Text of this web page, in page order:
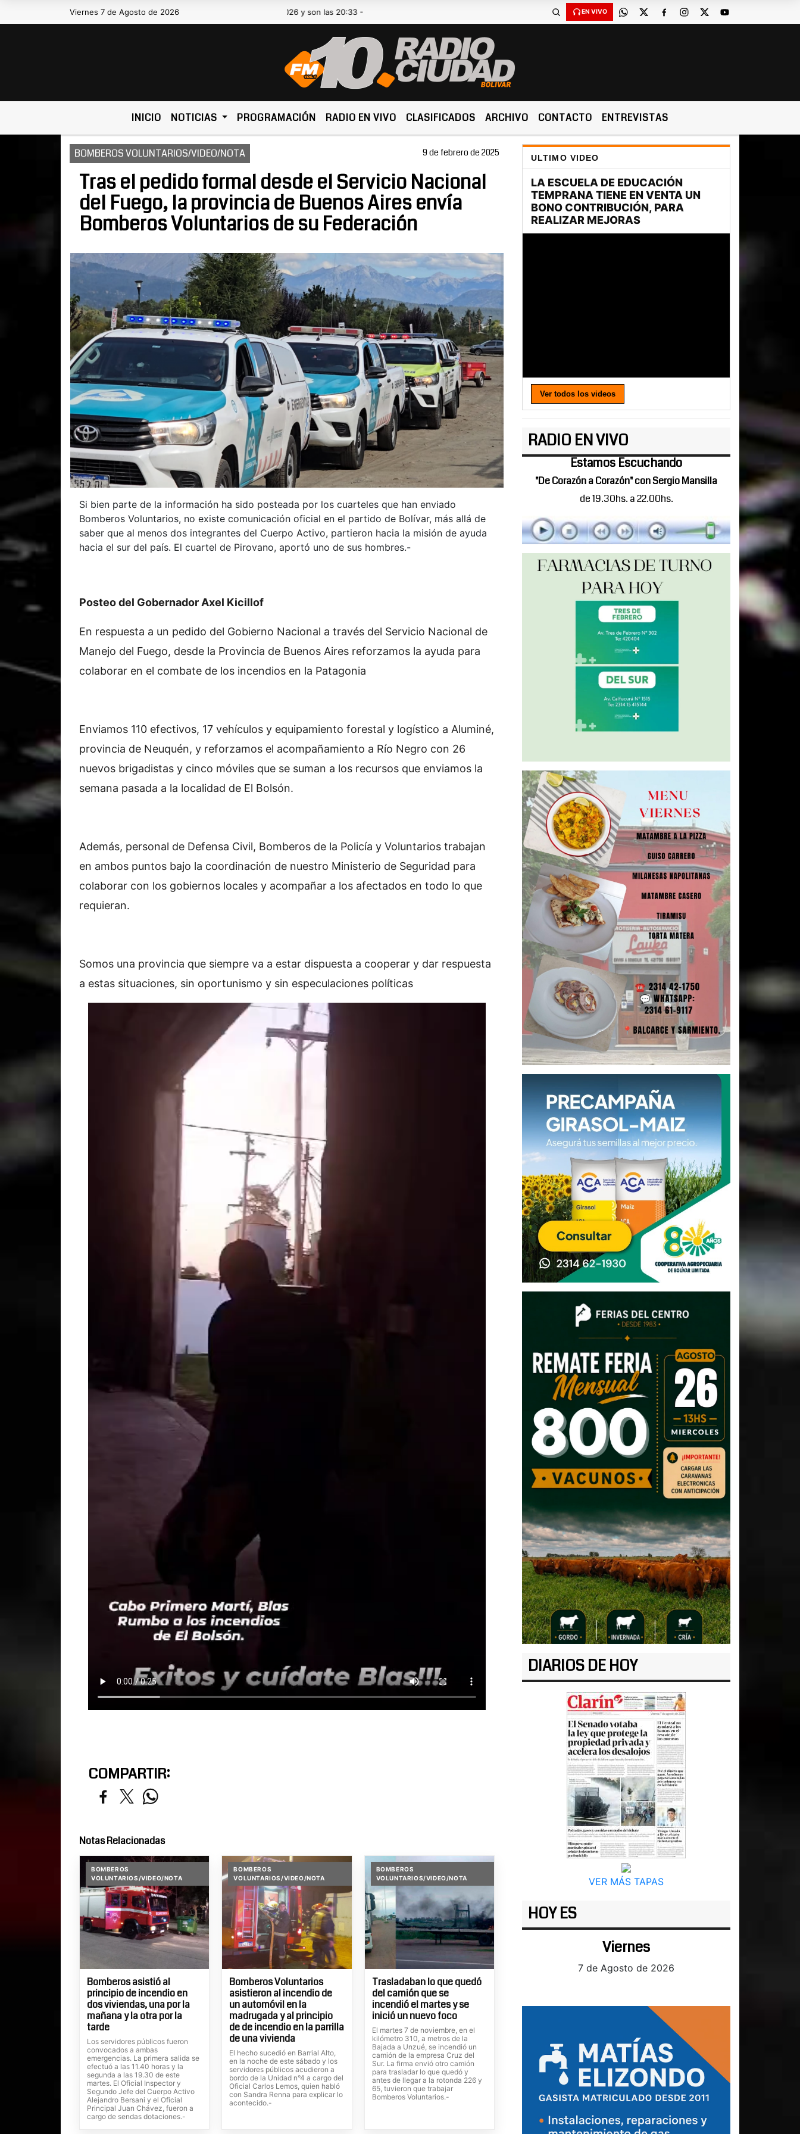
Viernes 7 de Agosto de 2026Hoy es Viernes 7 de Agosto de 2026 y son las 20:33 - EN VIVO
INICIO NOTICIAS PROGRAMACIÓN RADIO EN VIVO CLASIFICADOS ARCHIVO CONTACTO ENTREVISTAS
BOMBEROS VOLUNTARIOS/VIDEO/NOTA 9 de febrero de 2025
Tras el pedido formal desde el Servicio Nacional
del Fuego, la provincia de Buenos Aires envía
Bomberos Voluntarios de su Federación
Si bien parte de la información ha sido posteada por los cuarteles que han enviado
Bomberos Voluntarios, no existe comunicación oficial en el partido de Bolívar, más allá de
saber que al menos dos integrantes del Cuerpo Activo, partieron hacia la misión de ayuda
hacia el sur del país. El cuartel de Pirovano, aportó uno de sus hombres.-
Posteo del Gobernador Axel Kicillof
En respuesta a un pedido del Gobierno Nacional a través del Servicio Nacional de
Manejo del Fuego, desde la Provincia de Buenos Aires reforzamos la ayuda para
colaborar en el combate de los incendios en la Patagonia
Enviamos 110 efectivos, 17 vehículos y equipamiento forestal y logístico a Aluminé,
provincia de Neuquén, y reforzamos el acompañamiento a Río Negro con 26
nuevos brigadistas y cinco móviles que se suman a los recursos que enviamos la
semana pasada a la localidad de El Bolsón.
Además, personal de Defensa Civil, Bomberos de la Policía y Voluntarios trabajan
en ambos puntos bajo la coordinación de nuestro Ministerio de Seguridad para
colaborar con los gobiernos locales y acompañar a los afectados en todo lo que
requieran.
Somos una provincia que siempre va a estar dispuesta a cooperar y dar respuesta
a estas situaciones, sin oportunismo y sin especulaciones políticas
COMPARTIR:
Notas Relacionadas
BOMBEROS
VOLUNTARIOS/VIDEO/NOTA
Bomberos asistió al
principio de incendio en
dos viviendas, una por la
mañana y la otra por la
tarde
Los servidores públicos fueron
convocados a ambas
emergencias. La primera salida se
efectuó a las 11.40 horas y la
segunda a las 19.30 de este
martes. El Oficial Inspector y
Segundo Jefe del Cuerpo Activo
Alejandro Bersani y el Oficial
Principal Juan Chávez, fueron a
cargo de sendas dotaciones.-
BOMBEROS
VOLUNTARIOS/VIDEO/NOTA
Bomberos Voluntarios
asistieron al incendio de
un automóvil en la
madrugada y al principio
de de incendio en la parrilla
de una vivienda
El hecho sucedió en Barrial Alto,
en la noche de este sábado y los
servidores públicos acudieron a
bordo de la Unidad n°4 a cargo del
Oficial Carlos Lemos, quien habló
con Sandra Renna para explicar lo
acontecido.-
BOMBEROS
VOLUNTARIOS/VIDEO/NOTA
Trasladaban lo que quedó
del camión que se
incendió el martes y se
inició un nuevo foco
El martes 7 de noviembre, en el
kilómetro 310, a metros de la
Bajada a Unzué, se incendió un
camión de la empresa Cruz del
Sur. La firma envió otro camión
para trasladar lo que quedó y
antes de llegar a la rotonda 226 y
65, tuvieron que trabajar
Bomberos Voluntarios.-
ULTIMO VIDEO
Ver todos los videos
RADIO EN VIVO
Estamos Escuchando
"De Corazón a Corazón" con Sergio Mansilla
de 19.30hs. a 22.00hs.
DIARIOS DE HOY
VER MÁS TAPAS
HOY ES
Viernes
7 de Agosto de 2026